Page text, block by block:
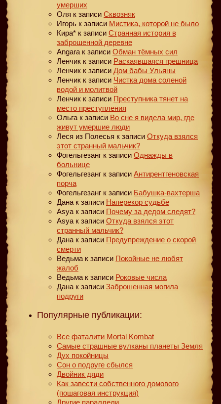
умерших
Оля к записи Сквозняк
Игорь к записи Мистика, которой не было
Кира* к записи Странная история в
заброшенной деревне
Angara к записи Обман тёмных сил
Ленчик к записи Раскаявшаяся грешница
Ленчик к записи Дом бабы Ульяны
Ленчик к записи Чистка дома соленой
водой и молитвой
Ленчик к записи Преступника тянет на
место преступления
Ольга к записи Во сне я видела мир, где
живут умершие люди
Леся из Полесья к записи Откуда взялся
этот странный мальчик?
Фогельгезанг к записи Однажды в
больнице
Фогельгезанг к записи Антирентгеновская
порча
Фогельгезанг к записи Бабушка-вахтерша
Дана к записи Наперекор судьбе
Asya к записи Почему за дедом следят?
Asya к записи Откуда взялся этот
странный мальчик?
Дана к записи Предупреждение о скорой
смерти
Ведьма к записи Покойные не любят
жалоб
Ведьма к записи Роковые числа
Дана к записи Заброшенная могила
подруги
Популярные публикации:
Все фаталити Mortal Kombat
Самые страшные вулканы планеты Земля
Дух покойницы
Сон о подруге сбылся
Двойник дяди
Как завести собственного домового
(пошаговая инструкция)
Другие параллели